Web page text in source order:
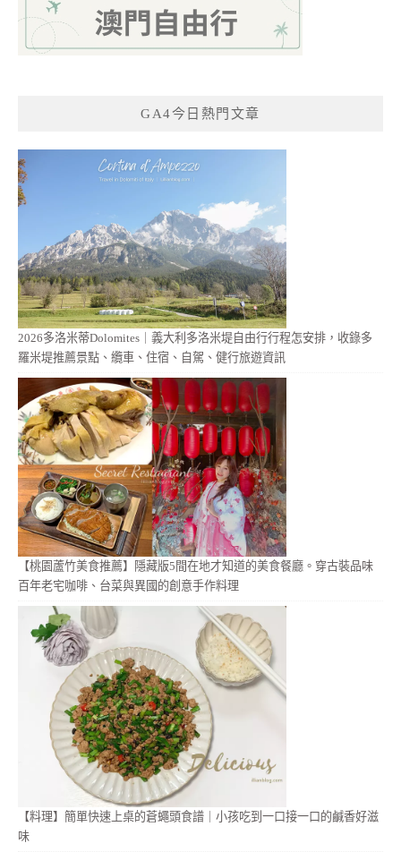
GA4今日熱門文章
2026多洛米蒂Dolomites｜義大利多洛米堤自由行行程怎安排，收錄多
羅米堤推薦景點、纜車、住宿、自駕、健行旅遊資訊
【桃園蘆竹美食推薦】隱藏版5間在地才知道的美食餐廳。穿古裝品味
百年老宅咖啡、台菜與異國的創意手作料理
【料理】簡單快速上桌的蒼蠅頭食譜｜小孩吃到一口接一口的鹹香好滋
味